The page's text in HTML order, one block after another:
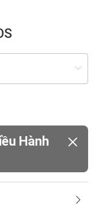
Hành